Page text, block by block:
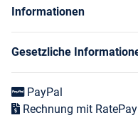
Informationen
Gesetzliche
PayPal
Rechnung mit RatePay